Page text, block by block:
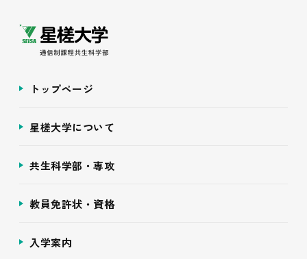
トップページ
星槎大学について
共生科学部・専攻
教員免許状・資格
入学案内